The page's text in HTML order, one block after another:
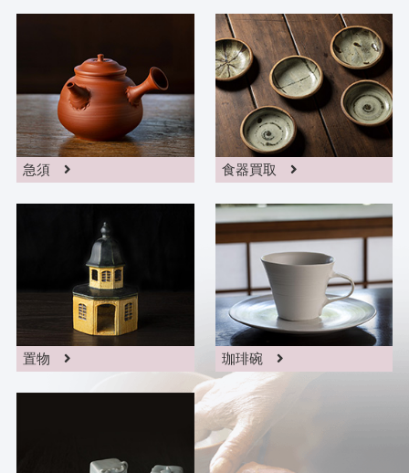
急須 食器買取
置物 珈琲碗